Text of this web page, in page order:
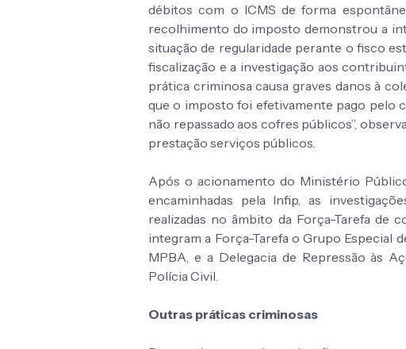
débitos com o ICMS de forma
recolhimento do imposto demonstrou a
situação de regularidade perante o fisco
fiscalização e a investigação aos
prática criminosa causa graves danos à
que o imposto foi efetivamente pago pelo
não repassado aos cofres públicos”,
prestação serviços públicos.
Após o acionamento do Ministério
encaminhadas pela Infip, as
realizadas no âmbito da Força-Tarefa de
integram a Força-Tarefa o Grupo Especial
MPBA, e a Delegacia de Repressão às
Polícia Civil.
Outras práticas criminosas